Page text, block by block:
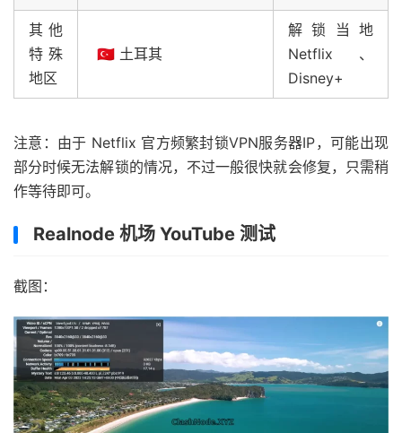
其他
特殊
地区
🇹🇷 土耳其
解锁当地
Netflix、
Disney+
注意：由于 Netflix 官方频繁封锁VPN服务器IP，可能出现
部分时候无法解锁的情况，不过一般很快就会修复，只需稍
作等待即可。
Realnode 机场 YouTube 测试
截图：